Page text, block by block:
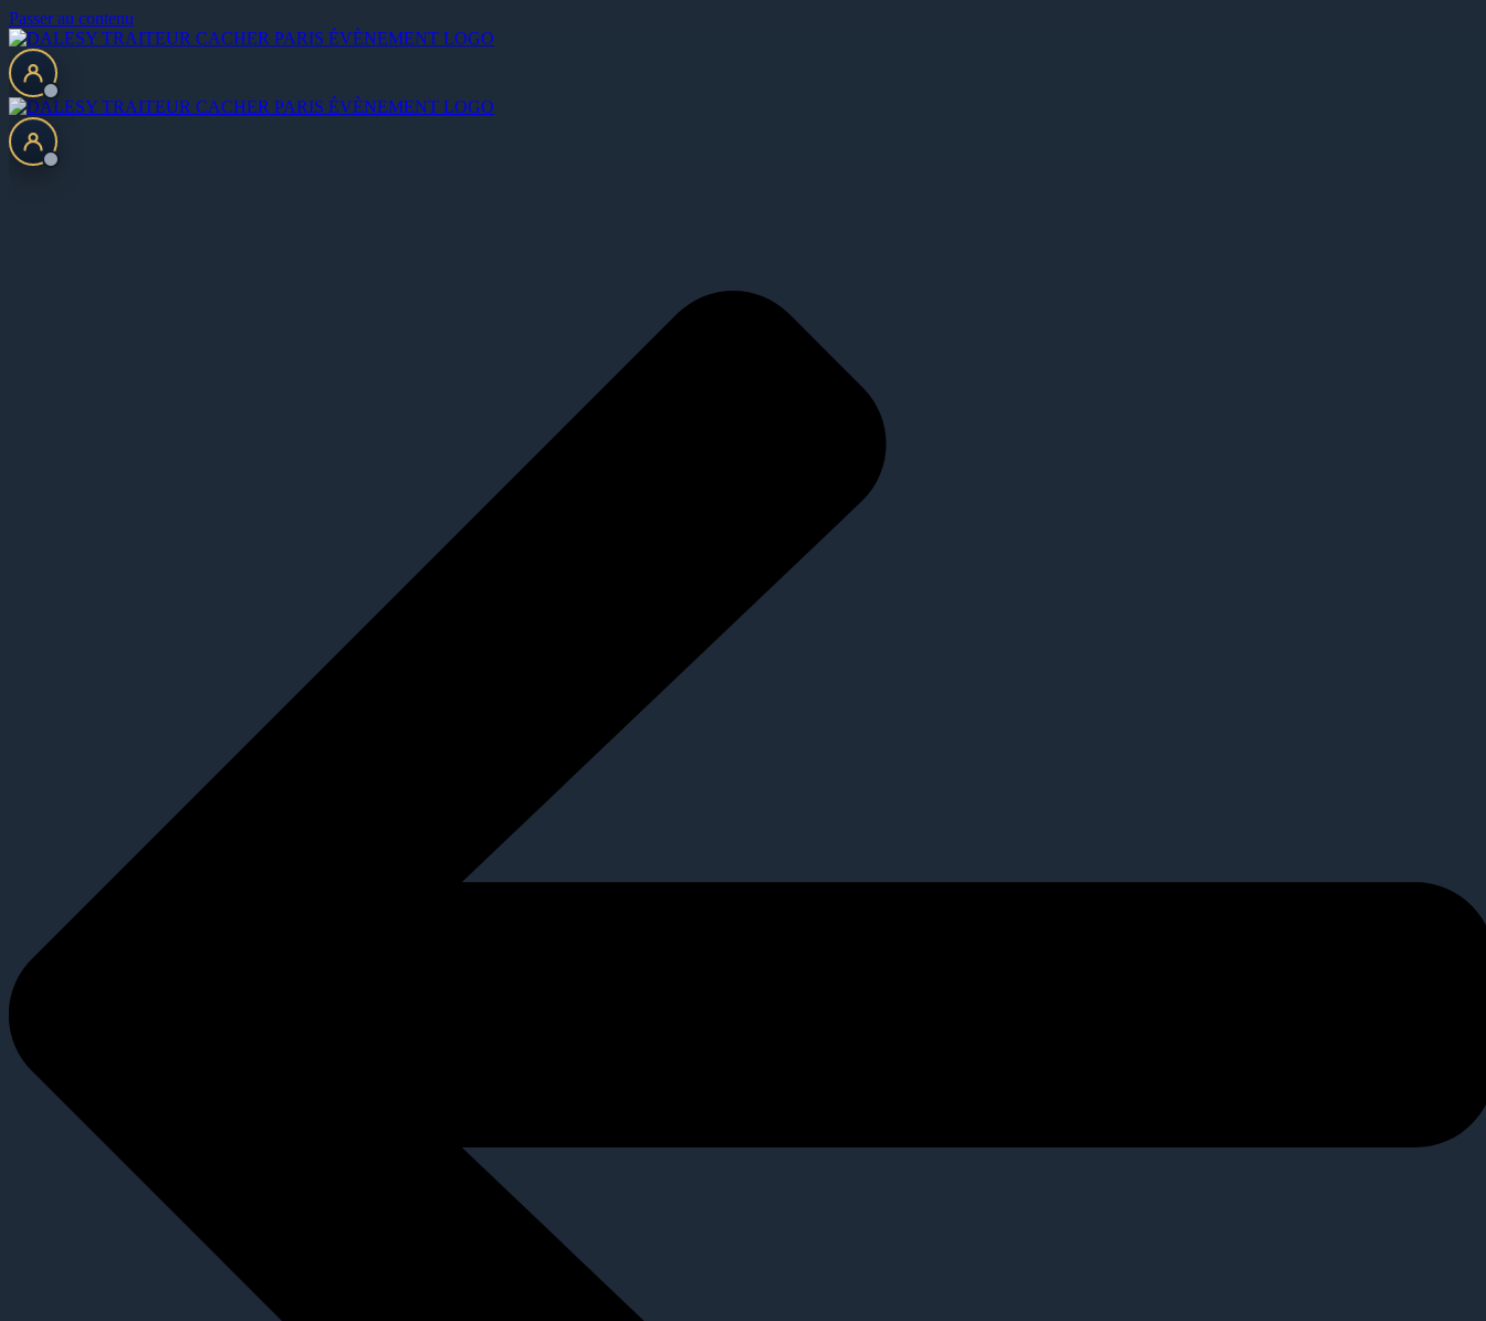
Passer au contenu